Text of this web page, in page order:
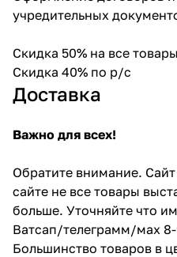
учредительных
Скидка 50% на все
Скидка 40% по р/с
Доставка
Важно для всех!
Обратите внимание.
сайте не все товары
больше. Уточняйте что
Ватсап/телеграмм/мах
Большинство товаров в